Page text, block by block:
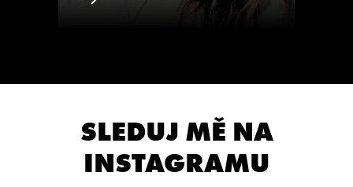
SLEDUJ MĚ NA
INSTAGRAMU